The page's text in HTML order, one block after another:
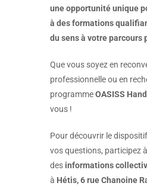
une opportunité unique
à des formations
du sens à votre parcours
Que vous soyez en
professionnelle ou en
programmeOASISS
vous !
Pour découvrir le
vos questions, participez à
des informations
à Hétis, 6 rue Chanoine